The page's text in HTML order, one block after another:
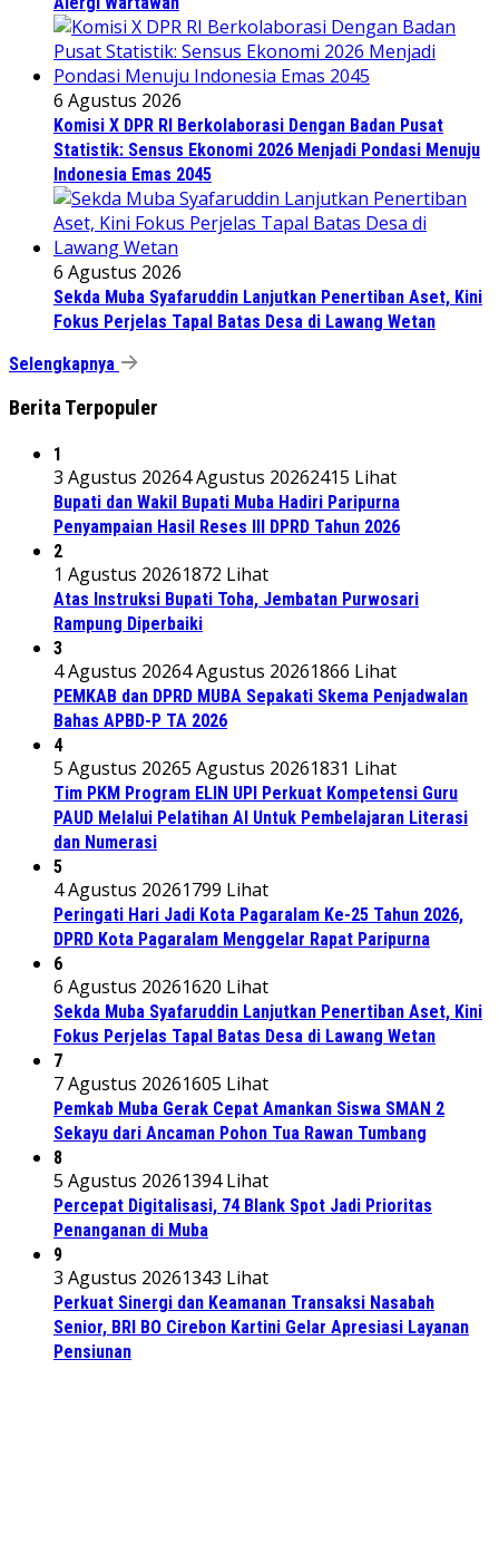
6 Agustus 2026
Komisi X DPR RI Berkolaborasi Dengan Badan Pusat
Statistik: Sensus Ekonomi 2026 Menjadi Pondasi Menuju
Indonesia Emas 2045
6 Agustus 2026
Sekda Muba Syafaruddin Lanjutkan Penertiban Aset, Kini
Fokus Perjelas Tapal Batas Desa di Lawang Wetan
Selengkapnya
Berita Terpopuler
1
3 Agustus 20264 Agustus 20262415 Lihat
Bupati dan Wakil Bupati Muba Hadiri Paripurna
Penyampaian Hasil Reses III DPRD Tahun 2026
2
1 Agustus 20261872 Lihat
Atas Instruksi Bupati Toha, Jembatan Purwosari
Rampung Diperbaiki
3
4 Agustus 20264 Agustus 20261866 Lihat
PEMKAB dan DPRD MUBA Sepakati Skema Penjadwalan
Bahas APBD-P TA 2026
4
5 Agustus 20265 Agustus 20261831 Lihat
Tim PKM Program ELIN UPI Perkuat Kompetensi Guru
PAUD Melalui Pelatihan AI Untuk Pembelajaran Literasi
dan Numerasi
5
4 Agustus 20261799 Lihat
Peringati Hari Jadi Kota Pagaralam Ke-25 Tahun 2026,
DPRD Kota Pagaralam Menggelar Rapat Paripurna
6
6 Agustus 20261620 Lihat
Sekda Muba Syafaruddin Lanjutkan Penertiban Aset, Kini
Fokus Perjelas Tapal Batas Desa di Lawang Wetan
7
7 Agustus 20261605 Lihat
Pemkab Muba Gerak Cepat Amankan Siswa SMAN 2
Sekayu dari Ancaman Pohon Tua Rawan Tumbang
8
5 Agustus 20261394 Lihat
Percepat Digitalisasi, 74 Blank Spot Jadi Prioritas
Penanganan di Muba
9
3 Agustus 20261343 Lihat
Perkuat Sinergi dan Keamanan Transaksi Nasabah
Senior, BRI BO Cirebon Kartini Gelar Apresiasi Layanan
Pensiunan